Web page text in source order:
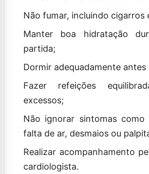
Não fumar, incluindo cigarros
Manter boa hidratação
partida;
Dormir adequadamente antes
Fazer refeições
excessos;
Não ignorar sintomas
falta de ar, desmaios ou
Realizar acompanhamento
cardiologista.